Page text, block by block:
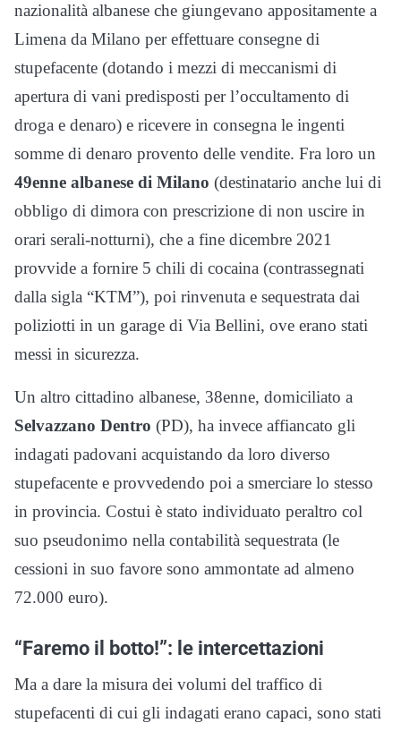
nazionalità albanese che giungevano appositamente a
Limena da Milano per effettuare consegne di
stupefacente (dotando i mezzi di meccanismi di
apertura di vani predisposti per l’occultamento di
droga e denaro) e ricevere in consegna le ingenti
somme di denaro provento delle vendite. Fra loro un
49enne albanese di Milano (destinatario anche lui di
obbligo di dimora con prescrizione di non uscire in
orari serali-notturni), che a fine dicembre 2021
provvide a fornire 5 chili di cocaina (contrassegnati
dalla sigla “KTM”), poi rinvenuta e sequestrata dai
poliziotti in un garage di Via Bellini, ove erano stati
messi in sicurezza.
Un altro cittadino albanese, 38enne, domiciliato a
Selvazzano Dentro (PD), ha invece affiancato gli
indagati padovani acquistando da loro diverso
stupefacente e provvedendo poi a smerciare lo stesso
in provincia. Costui è stato individuato peraltro col
suo pseudonimo nella contabilità sequestrata (le
cessioni in suo favore sono ammontate ad almeno
72.000 euro).
“Faremo il botto!”: le intercettazioni
Ma a dare la misura dei volumi del traffico di
stupefacenti di cui gli indagati erano capaci, sono stati